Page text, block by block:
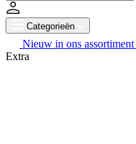
Categorieën
Nieuw in ons assortiment
Extra